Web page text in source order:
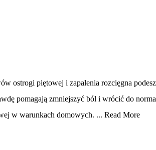
ostrogi piętowej i zapalenia rozcięgna
pomagają zmniejszyć ból i wrócić do
w warunkach domowych. ...Read More